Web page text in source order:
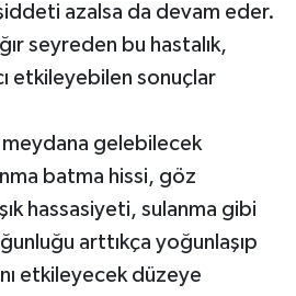
azalsa da devam eder.
seyreden bu hastalık,
etkileyebilen sonuçlar
gelebilecek
batma hissi, göz
hassasiyeti, sulanma gibi
arttıkça yoğunlaşıp
etkileyecek düzeye